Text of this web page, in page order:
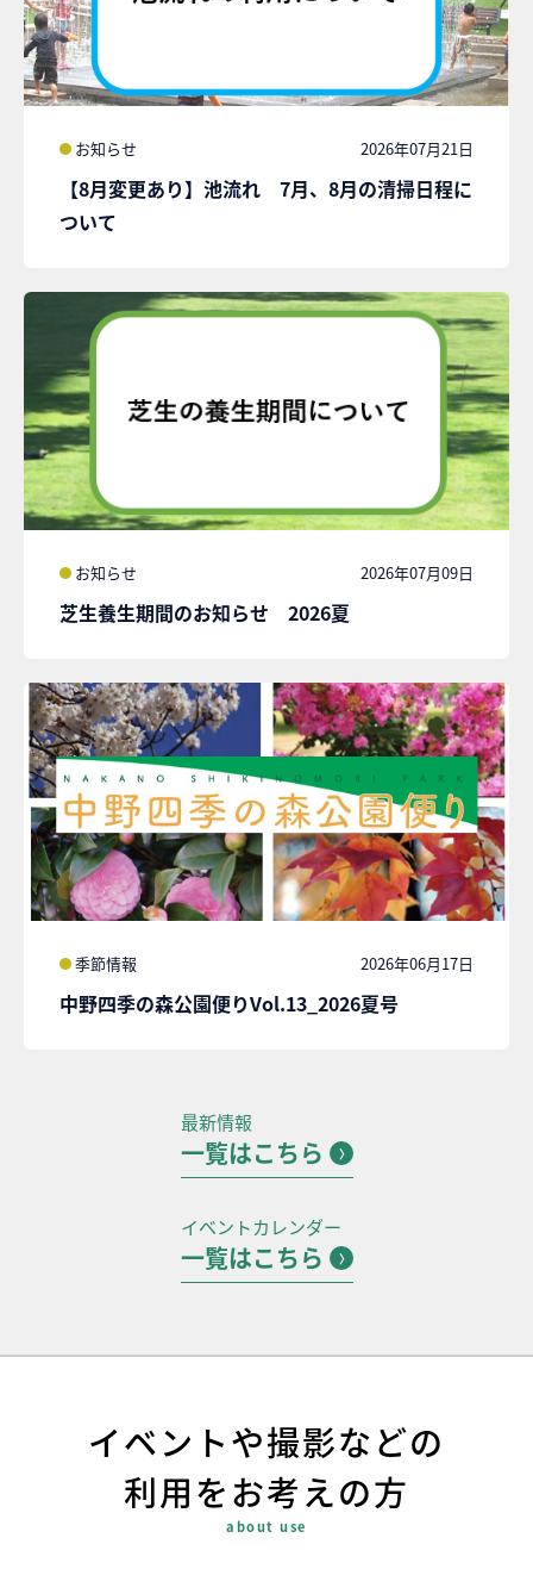
お知らせ 2026年07月21日
【8月変更あり】池流れ 7月、8月の清掃日程に
ついて
お知らせ 2026年07月09日
芝生養生期間のお知らせ 2026夏
季節情報 2026年06月17日
中野四季の森公園便りVol.13_2026夏号
最新情報
一覧はこちら
イベントカレンダー
一覧はこちら
イベントや撮影などの
利用をお考えの方
about use